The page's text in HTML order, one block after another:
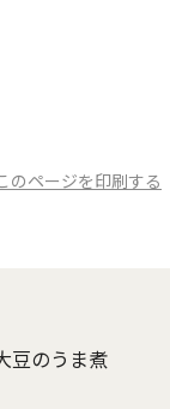
のページを印刷する
豆のうま煮